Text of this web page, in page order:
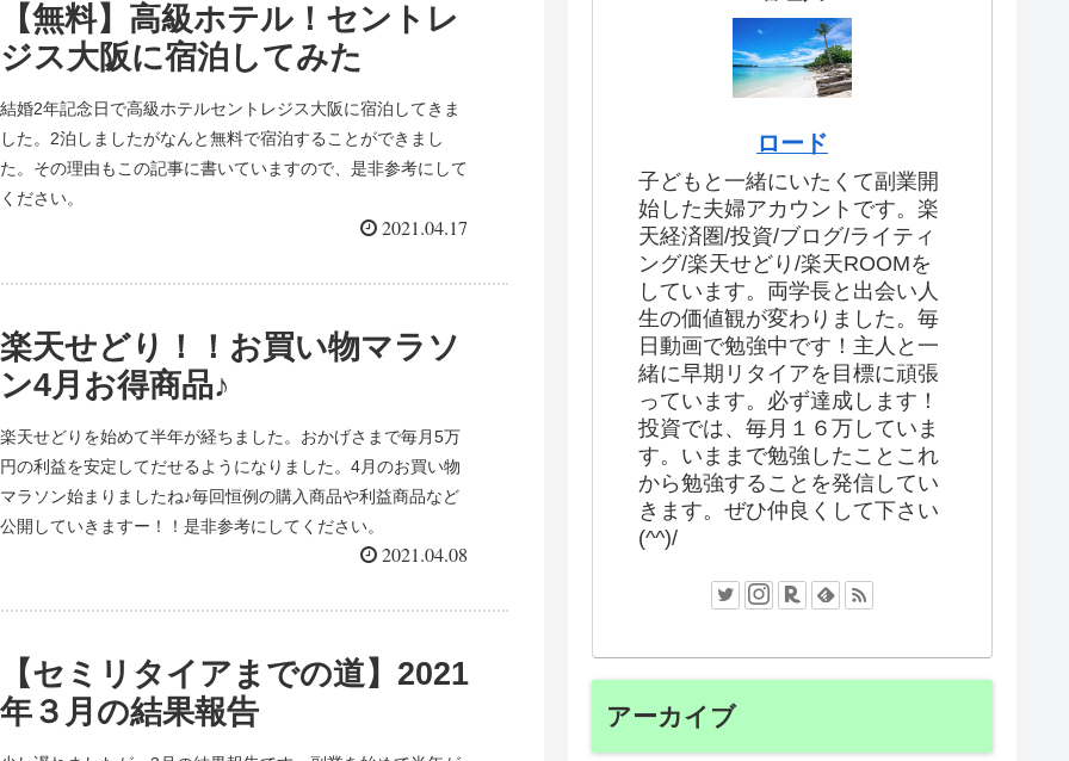
【無料】高級ホテル！セントレ
ジス大阪に宿泊してみた
結婚2年記念日で高級ホテルセントレジス大阪に宿泊してきま
した。2泊しましたがなんと無料で宿泊することができまし
た。その理由もこの記事に書いていますので、是非参考にして
ください。
2021.04.17
楽天せどり！！お買い物マラソ
ン4月お得商品♪
楽天せどりを始めて半年が経ちました。おかげさまで毎月5万
円の利益を安定してだせるようになりました。4月のお買い物
マラソン始まりましたね♪毎回恒例の購入商品や利益商品など
公開していきますー！！是非参考にしてください。
2021.04.08
【セミリタイアまでの道】2021
年３月の結果報告
ロード
子どもと一緒にいたくて副業開
始した夫婦アカウントです。楽
天経済圏/投資/ブログ/ライティ
ング/楽天せどり/楽天ROOMを
しています。両学長と出会い人
生の価値観が変わりました。毎
日動画で勉強中です！主人と一
緒に早期リタイアを目標に頑張
っています。必ず達成します！
投資では、毎月１６万していま
す。いままで勉強したことこれ
から勉強することを発信してい
きます。ぜひ仲良くして下さい
(^^)/
アーカイブ